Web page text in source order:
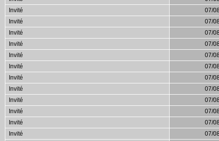
Invité
07/
Invité
07/
Invité
07/
Invité
07/
Invité
07/
Invité
07/
Invité
07/
Invité
07/
Invité
07/
Invité
07/
Invité
07/
Invité
07/